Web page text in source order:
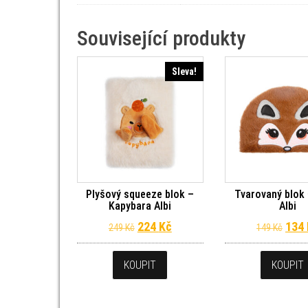
Související produkty
Sleva!
Plyšový squeeze blok –
Kapybara Albi
249Kč Původní cena byla: 249 Kč.
224 KčAktuální cena je: 224 Kč.
KOUPIT
Tvarovaný
Albi
149Kč 134
KOUPIT